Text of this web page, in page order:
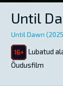
Until
Until Dawn
Lubatud
Õudusfilm